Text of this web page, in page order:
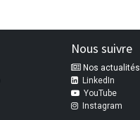
Nous suivre
Nos actualités
LinkedIn
YouTube
Instagram